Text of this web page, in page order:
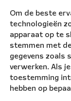
Om de beste
technologieën
apparaat op te
stemmen met
gegevens zoals
verwerken. Als
toestemming
hebben op